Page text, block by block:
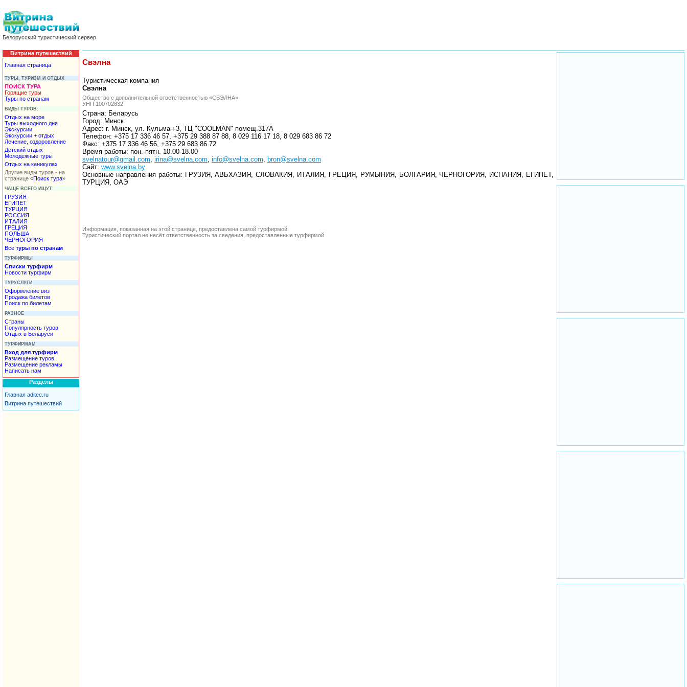
Белорусский туристический сервер
Витрина путешествий
Главная страница
ТУРЫ, ТУРИЗМ И ОТДЫХ
ПОИСК ТУРА
Горящие туры
Туры по странам
ВИДЫ ТУРОВ:
Отдых на море
Туры выходного дня
Экскурсии
Экскурсии + отдых
Лечение, оздоровление
Детский отдых
Молодежные туры
Отдых на каникулах
Другие виды туров - на
странице «Поиск тура»
ЧАЩЕ ВСЕГО ИЩУТ:
ГРУЗИЯ
ЕГИПЕТ
ТУРЦИЯ
РОССИЯ
ИТАЛИЯ
ГРЕЦИЯ
ПОЛЬША
ЧЕРНОГОРИЯ
Все туры по странам
ТУРФИРМЫ
Списки турфирм
Новости турфирм
ТУРУСЛУГИ
Оформление виз
Продажа билетов
Поиск по билетам
РАЗНОЕ
Страны
Популярность туров
Отдых в Беларуси
ТУРФИРМАМ
Вход для турфирм
Размещение туров
Размещение рекламы
Написать нам
Разделы
Главная aditec.ru
Витрина путешествий
Свэлна
Туристическая компания
Свэлна
Общество с дополнительной ответственностью «СВЭЛНА»
УНП 100702832
Страна: Беларусь
Город: Минск
Адрес: г. Минск, ул. Кульман-3, ТЦ "COOLMAN" помещ.317А
Телефон: +375 17 336 46 57, +375 29 388 87 88, 8 029 116 17 18, 8 029 683 86 72
Факс: +375 17 336 46 56, +375 29 683 86 72
Время работы: пон.-пятн. 10.00-18.00
svelnatour@gmail.com irina@svelna.com info@svelna.com bron@svelna.com
Сайт: www.svelna.by
Основные направления работы: ГРУЗИЯ, АВБХАЗИЯ, СЛОВАКИЯ, ИТАЛИЯ, ГРЕЦИЯ, РУМЫНИЯ, БОЛГАРИЯ, ЧЕРНОГОРИЯ, ИСПАНИЯ, ЕГИПЕТ,
ТУРЦИЯ, ОАЭ
Информация, показанная на этой странице, предоставлена самой турфирмой.
Туристический портал не несёт ответственность за сведения, предоставленные турфирмой